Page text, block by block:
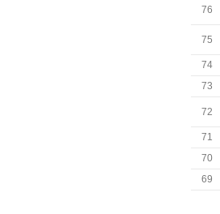
76
75
74
73
72
71
70
69